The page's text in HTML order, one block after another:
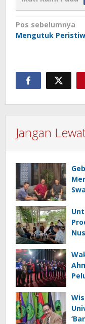
Navigasi
pos
Pos sebelumnya
Mengutuk
Jangan